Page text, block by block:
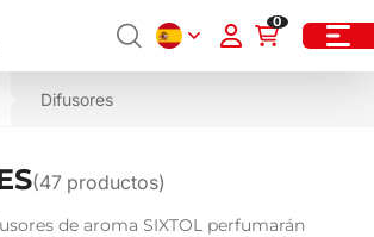
0
Difusores
(47 productos)
de aroma SIXTOL perfumarán